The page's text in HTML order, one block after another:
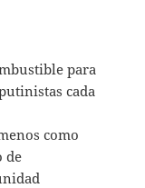
para
cada
como
de